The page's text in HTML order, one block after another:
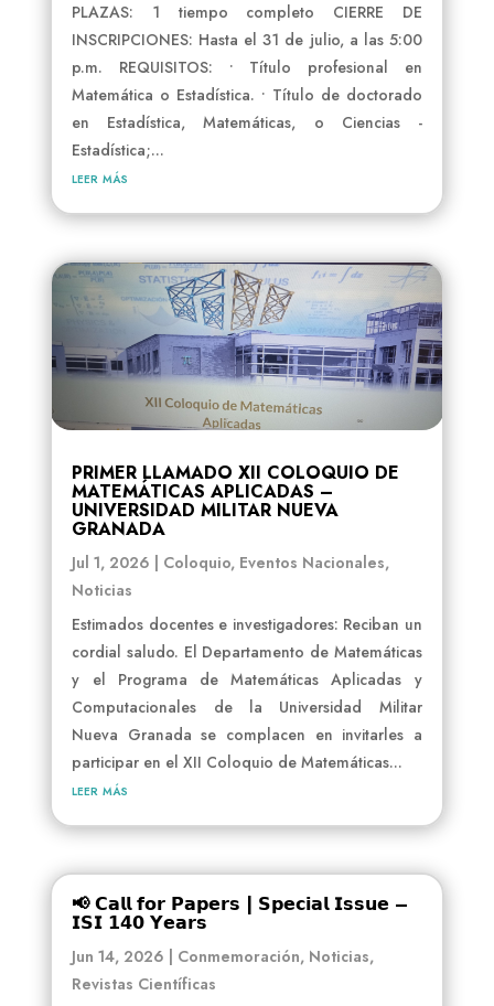
PLAZAS: 1 tiempo completo CIERRE DE
INSCRIPCIONES: Hasta el 31 de julio, a las 5:00
p.m. REQUISITOS: • Título profesional en
Matemática o Estadística. • Título de doctorado
en Estadística, Matemáticas, o Ciencias -
Estadística;...
leer más
PRIMER LLAMADO XII COLOQUIO DE
MATEMÁTICAS APLICADAS –
UNIVERSIDAD MILITAR NUEVA
GRANADA
Jul 1, 2026 Coloquio, Eventos Nacionales,
Noticias
Estimados docentes e investigadores: Reciban un
cordial saludo. El Departamento de Matemáticas
y el Programa de Matemáticas Aplicadas y
Computacionales de la Universidad Militar
Nueva Granada se complacen en invitarles a
participar en el XII Coloquio de Matemáticas...
leer más
📢 𝗖𝗮𝗹𝗹 𝗳𝗼𝗿 𝗣𝗮𝗽𝗲𝗿𝘀 | 𝗦𝗽𝗲𝗰𝗶𝗮𝗹 𝗜𝘀𝘀𝘂𝗲 –
𝗜𝗦𝗜 𝟭𝟰𝟬 𝗬𝗲𝗮𝗿𝘀
Jun 14, 2026 Conmemoración, Noticias,
Revistas Científicas